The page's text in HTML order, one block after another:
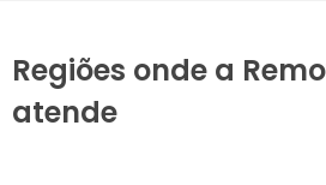
Regiões onde a
atende